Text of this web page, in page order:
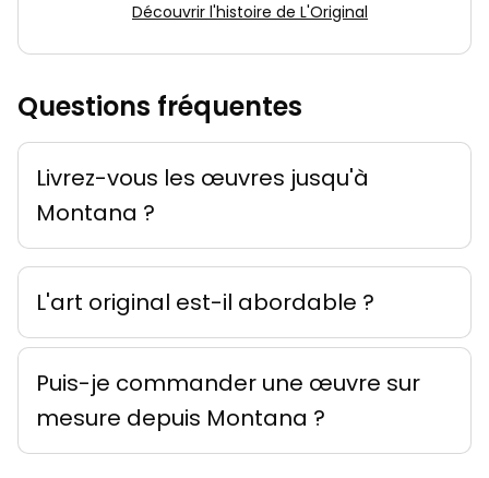
Découvrir l'histoire de L'Original
Questions fréquentes
Livrez-vous les œuvres jusqu'à
Montana ?
L'art original est-il abordable ?
Puis-je commander une œuvre sur
mesure depuis Montana ?